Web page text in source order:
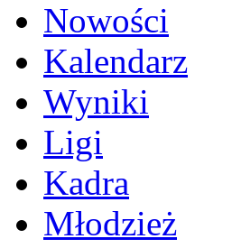
Nowości
Kalendarz
Wyniki
Ligi
Kadra
Młodzież